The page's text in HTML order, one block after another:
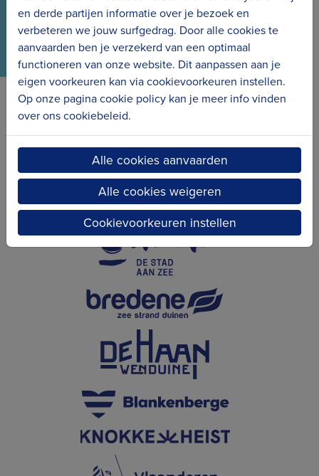
Erfgoedcel Kusterfgoed verbindt
en derde partijen informatie over je bezoek en
verbeteren we jouw surfgedrag. Door alle cookies te
aanvaarden ben je verzekerd van een optimaal
functioneren van onze website. Dit aanpassen aan je
eigen voorkeuren kan via cookievoorkeuren instellen.
Op onze pagina cookie policy kan je meer info vinden
over ons cookiebeleid.
Alle cookies aanvaarden
Alle cookies weigeren
Cookievoorkeuren instellen